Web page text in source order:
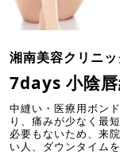
湘南美容クリニッ
7days 小陰
中縫い・医療用ボン
り、痛みが少なく最
必要もないため、来
い人、ダウンタイム